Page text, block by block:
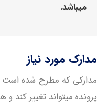
میباشد.
مدارک مورد نیاز
مدارکی که مطرح شده است
پرونده میتواند تغییر کند و